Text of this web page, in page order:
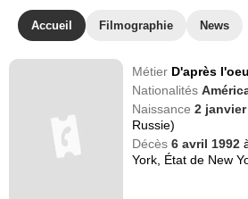
Accueil Filmographie News
Métier D'après
Nationalités
Naissance2
Russie)
Décès6 avril 1992
York, État de New